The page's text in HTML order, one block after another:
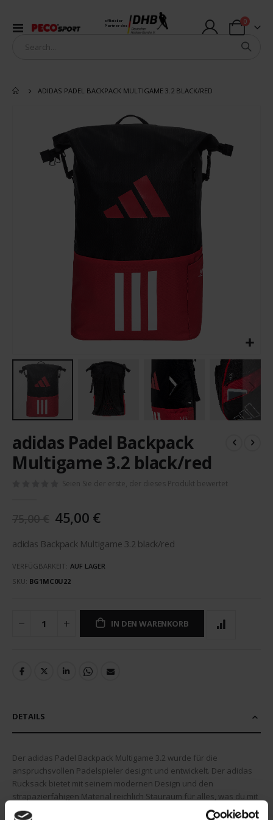
Navigation
offizieller
Partner des
Warenkorb
0Artikel
ADIDAS PADEL BACKPACK MULTIGAME 3.2 BLACK/RED
Bildergalerie
springen
Anfang
der
Bildergalerie
adidas Padel Backpack
Multigame 3.2 black/red
Seien Sie der erste, der dieses Produkt bewertet
45,00 €
adidas Backpack Multigame 3.2 black/red
VERFÜGBARKEIT: AUF LAGER
SKU BG1MC0U22
IN DEN WARENKORB
DETAILS
Der adidas Padel Backpack Multigame 3.2 wurde für die
anspruchsvollen Padelspieler designt und entwickelt. Der adidas
Rucksack bietet mit seinem modernen Design und den
strapazierfähigen Material reichlich Stauraum für alles, was du mit
auf den Platz nehmen willst. Der adidas Padel Backpack Multigame